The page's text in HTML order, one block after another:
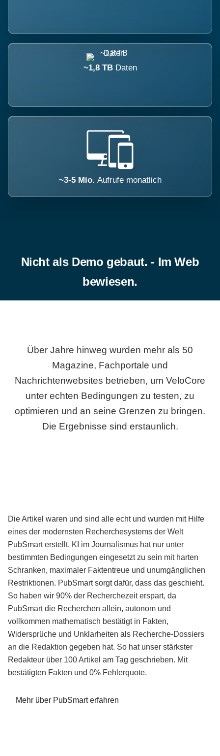
~1,8 TB Daten
~3-5 Mio. Aufrufe monatlich
Nicht als Demo gebaut. - Im Web
bewiesen.
Über Jahre hinweg wurden mehr als 50
Magazine, Fachportale und
Nachrichtenwebsites betrieben, um VeloCore
unter echten Bedingungen zu testen, zu
optimieren und an seine Grenzen zu bringen.
Die Ergebnisse sind erstaunlich.
Die Artikel waren und sind alle echt und wurden mit Hilfe
eines der modernsten Recherchesystems der Welt
PubSmart erstellt. KI im Journalismus hat nur unter
bestimmten Bedingungen eingesetzt zu sein mit harten
Schranken, maximaler Faktentreue und unumgänglichen
Restriktionen. PubSmart sorgt dafür, dass das geschieht.
So haben wir 90% der Recherchezeit erspart, da
PubSmart die Recherchen allein, autonom und
vollkommen mathematisch bestätigt in Fakten,
Widersprüche und Unklarheiten als Recherche-Dossiers
an die Redaktion gegeben hat. So hat unser stärkster
Redakteur über 100 Artikel am Tag geschrieben. Mit
bestätigten Fakten und 0% Fehlerquote.
Mehr über PubSmart erfahren